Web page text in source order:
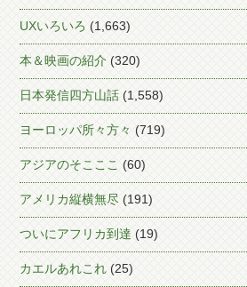
UXいろいろ (1,663)
本＆映画の紹介 (320)
日本発信四方山話 (1,558)
ヨーロッパ所々方々 (719)
アジアのそこここ (60)
アメリカ縦横無尽 (191)
ついにアフリカ到達 (19)
カエルあれこれ (25)